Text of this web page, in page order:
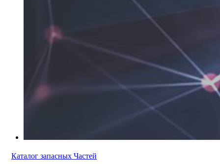
Каталог запасных Частей